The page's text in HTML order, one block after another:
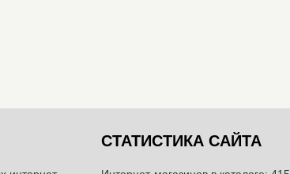
СТАТИСТИКА САЙТА